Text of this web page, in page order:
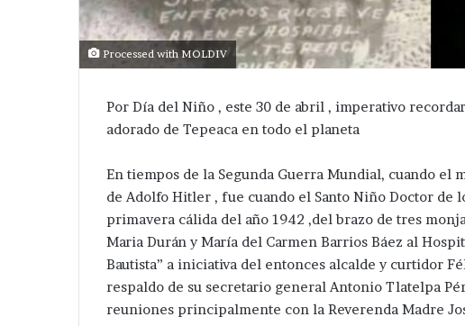
Processed with MOLDIV
Por Día del Niño , este 30 de abril , imperativo
adorado de Tepeaca en todo el planeta
En tiempos de la Segunda Guerra Mundial, cuando el
de Adolfo Hitler , fue cuando el Santo Niño Doctor de
primavera cálida del año 1942 ,del brazo de tres
Maria Durán y María del Carmen Barrios Báez al
Bautista” a iniciativa del entonces alcalde y curtidor
respaldo de su secretario general Antonio Tlatelpa
reuniones principalmente con la Reverenda Madre